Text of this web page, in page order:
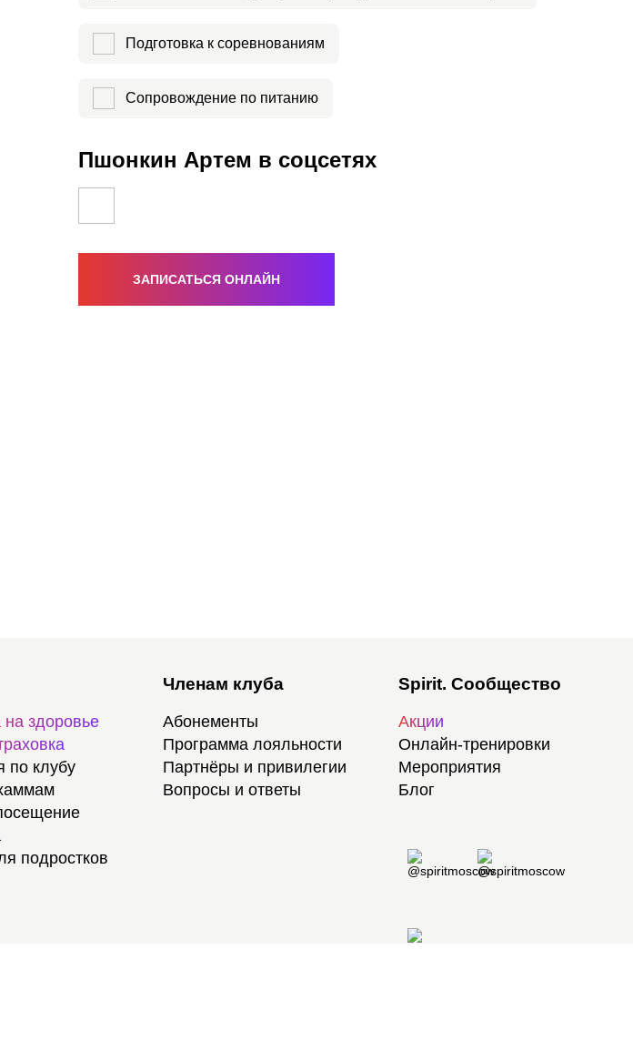
Подготовка к соревнованиям
Сопровождение по питанию
Пшонкин Артем в соцсетях
ЗАПИСАТЬСЯ ОНЛАЙН
на здоровье
по клубу
подростков
Членам клуба
Абонементы
Программа лояльности
Партнёры и привилегии
Вопросы и ответы
Spirit. Сообщество
Акции
Онлайн-тренировки
Мероприятия
Блог